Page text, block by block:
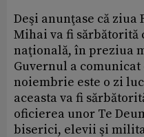
Deşi anunţase că ziua
Mihai va fi sărbătorită
naţională, în preziua
Guvernul a comunicat
noiembrie este o zi
aceasta va fi
oficierea unor Te
biserici, elevii şi